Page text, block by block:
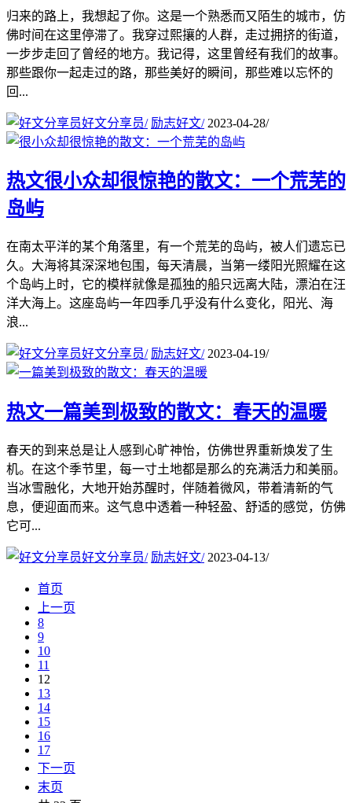
归来的路上，我想起了你。这是一个熟悉而又陌生的城市，仿
佛时间在这里停滞了。我穿过熙攘的人群，走过拥挤的街道，
一步步走回了曾经的地方。我记得，这里曾经有我们的故事。
那些跟你一起走过的路，那些美好的瞬间，那些难以忘怀的
回...
好文分享员/ 励志好文/ 2023-04-28/
热文很小众却很惊艳的散文：一个荒芜的
岛屿
在南太平洋的某个角落里，有一个荒芜的岛屿，被人们遗忘已
久。大海将其深深地包围，每天清晨，当第一缕阳光照耀在这
个岛屿上时，它的模样就像是孤独的船只远离大陆，漂泊在汪
洋大海上。这座岛屿一年四季几乎没有什么变化，阳光、海
浪...
好文分享员/ 励志好文/ 2023-04-19/
热文一篇美到极致的散文：春天的温暖
春天的到来总是让人感到心旷神怡，仿佛世界重新焕发了生
机。在这个季节里，每一寸土地都是那么的充满活力和美丽。
当冰雪融化，大地开始苏醒时，伴随着微风，带着清新的气
息，便迎面而来。这气息中透着一种轻盈、舒适的感觉，仿佛
它可...
好文分享员/ 励志好文/ 2023-04-13/
首页
上一页
8
9
10
11
12
13
14
15
16
17
下一页
末页